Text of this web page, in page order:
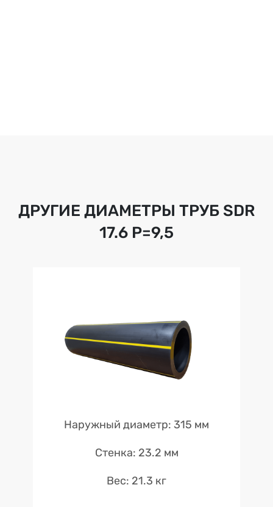
ДРУГИЕ ДИАМЕТРЫ ТРУБ SDR
17.6 Р=9,5
Наружный диаметр: 315 мм
Стенка: 23.2 мм
Вес: 21.3 кг